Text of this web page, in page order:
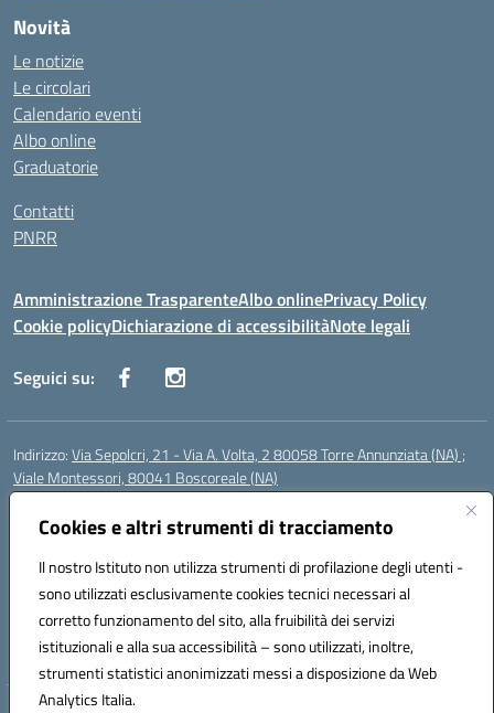
Cookies e altri strumenti di tracciamento
Il nostro Istituto non utilizza strumenti di profilazione degli utenti -
sono utilizzati esclusivamente cookies tecnici necessari al
corretto funzionamento del sito, alla fruibilità dei servizi
istituzionali e alla sua accessibilità – sono utilizzati, inoltre,
strumenti statistici anonimizzati messi a disposizione da Web
Analytics Italia.
Novità
Le notizie
Le circolari
Calendario eventi
Albo online
Graduatorie
Contatti
PNRR
Amministrazione TrasparenteAlbo onlinePrivacy Policy
Cookie policyDichiarazione di accessibilitàNote legali
Seguici su:
Indirizzo:Via Sepolcri, 21 - Via A. Volta, 2 80058 Torre Annunziata (NA) ;
Viale Montessori, 80041 Boscoreale (NA)
Centralino:
Posta elettronica certificata (PEC):nais04100b@pec.istruzione.it
Codice fiscale: 82008750638
Codice meccanografico:NAIS04100B
Codice Indice delle Pubbliche Amministrazioni (IPA): istsc_nais04100b
Codice unico di fatturazione (CUF): UFELOU